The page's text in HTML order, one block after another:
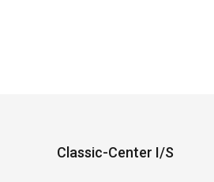
Classic-Center I/S